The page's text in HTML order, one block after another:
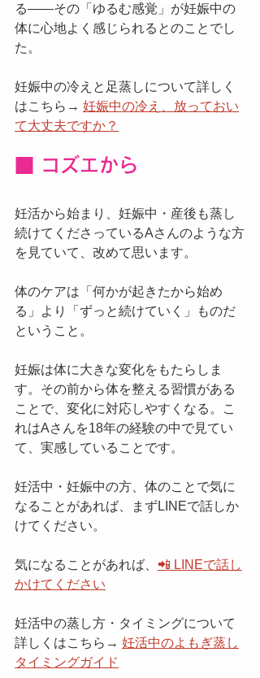
る——その「ゆるむ感覚」が妊娠中の
体に心地よく感じられるとのことでし
た。
妊娠中の冷えと足蒸しについて詳しく
はこちら→ 妊娠中の冷え、放っておい
て大丈夫ですか？
■ コズエから
妊活から始まり、妊娠中・産後も蒸し
続けてくださっているAさんのような方
を見ていて、改めて思います。
体のケアは「何かが起きたから始め
る」より「ずっと続けていく」ものだ
ということ。
妊娠は体に大きな変化をもたらしま
す。その前から体を整える習慣がある
ことで、変化に対応しやすくなる。こ
れはAさんを18年の経験の中で見てい
て、実感していることです。
妊活中・妊娠中の方、体のことで気に
なることがあれば、まずLINEで話しか
けてください。
気になることがあれば、 📲 LINEで話し
かけてください
妊活中の蒸し方・タイミングについて
詳しくはこちら→ 妊活中のよもぎ蒸し
タイミングガイド